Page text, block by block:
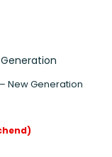
New Generation